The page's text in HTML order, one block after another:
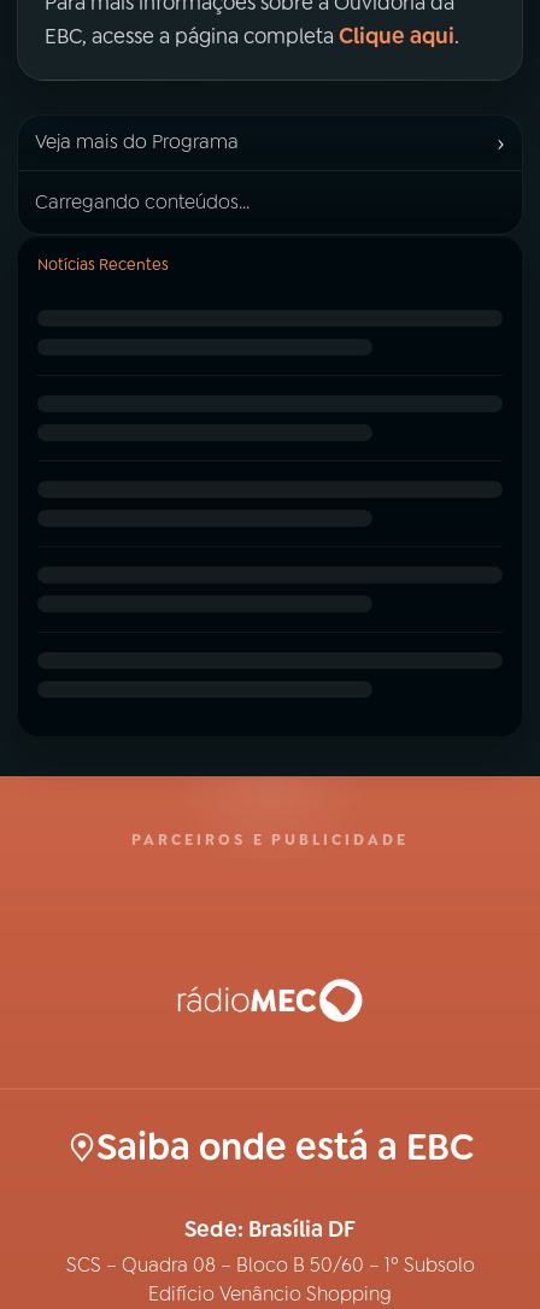
EBC, acesse a página completa Clique aqui.
Veja mais do Programa ›
Carregando conteúdos...
Notícias Recentes
PARCEIROS E PUBLICIDADE
Saiba onde está a EBC
Sede: Brasília DF
SCS – Quadra 08 – Bloco B 50/60 – 1º Subsolo
Edifício Venâncio Shopping